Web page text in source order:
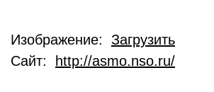
Изображение: Загрузить
Сайт:
http://asmo.nso.ru/